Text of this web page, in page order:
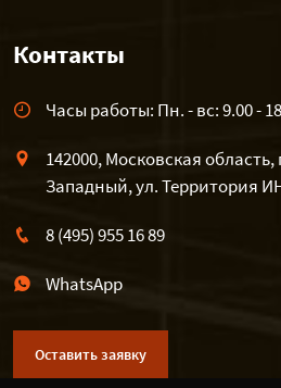
Контакты
Часы работы: Пн. - вс: 9.00 -
142000, Московская
Западный, ул. Территория
8 (495) 955 16 89
WhatsApp
Оставить заявку